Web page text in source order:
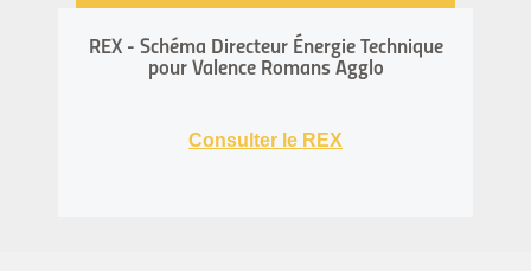
REX - Schéma Directeur Énergie Technique
pour Valence Romans Agglo
Consulter le REX